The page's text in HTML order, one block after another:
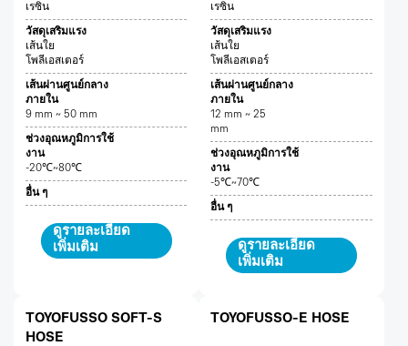
เรซิน
วัสดุเสริมแรง
เส้นใย
โพลีเอสเตอร์
เส้นผ่านศูนย์กลาง
ภายใน
9 mm ~ 50 mm
ช่วงอุณหภูมิการใช้
งาน
-20℃~80℃
อื่น ๆ
ดูรายละเอียด
เพิ่มเติม
เรซิน
วัสดุเสริมแรง
เส้นใย
โพลีเอสเตอร์
เส้นผ่านศูนย์กลาง
ภายใน
12 mm ~ 25
mm
ช่วงอุณหภูมิการใช้
งาน
-5℃~70℃
อื่น ๆ
ดูรายละเอียด
เพิ่มเติม
TOYOFUSSO SOFT-S
HOSE
TOYOFUSSO-E HOSE